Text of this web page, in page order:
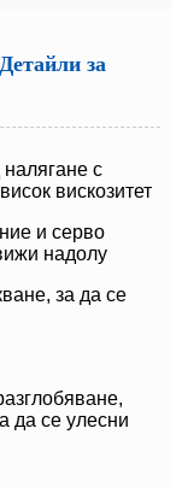
за
с
вискозитет
и серво
надолу
за да се
да се улесни